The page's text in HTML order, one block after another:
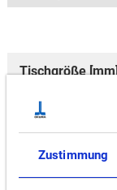
Zustimmung
Tischgröße [mm]
X: 2,050 / Y: 850